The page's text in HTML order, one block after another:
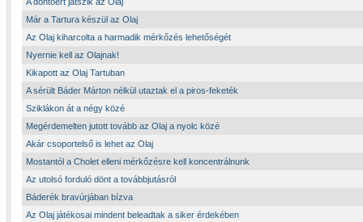
Már a Tartura készül az Olaj
Az Olaj kiharcolta a harmadik mérkőzés lehetőségét
Nyernie kell az Olajnak!
Kikapott az Olaj Tartuban
A sérült Báder Márton nélkül utaztak el a piros-feketék
Sziklákon át a négy közé
Megérdemelten jutott tovább az Olaj a nyolc közé
Akár csoportelső is lehet az Olaj
Mostantól a Cholet elleni mérkőzésre kell koncentrálnunk
Az utolsó forduló dönt a továbbjutásról
Báderék bravúrjában bízva
Az Olaj játékosai mindent beleadtak a siker érdekében